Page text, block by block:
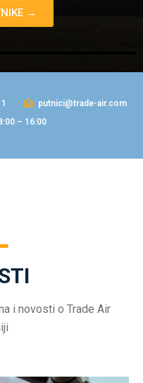
→
putnici@trade-air.com
– 16:00
i novosti o Trade Air